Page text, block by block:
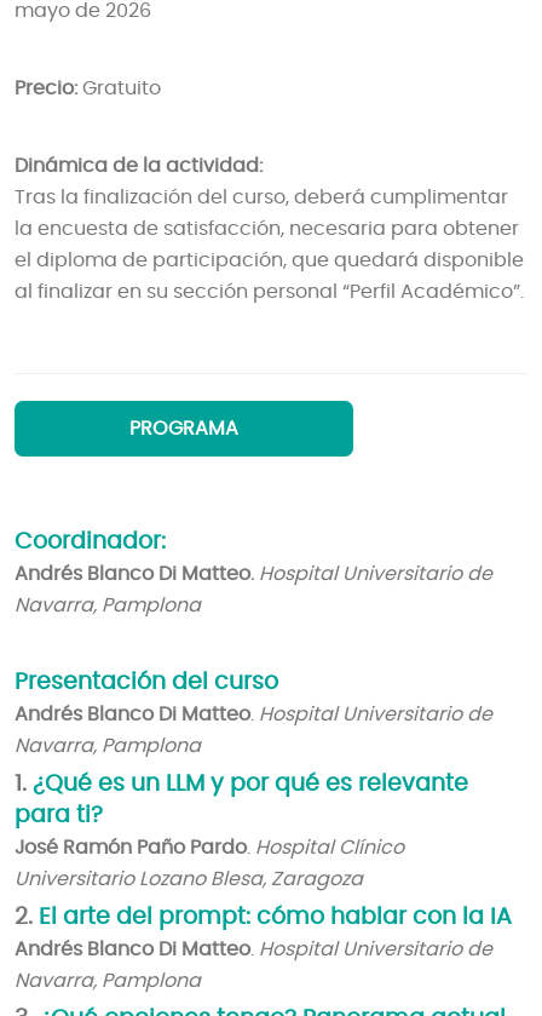
mayo de 2026
Precio: Gratuito
Dinámica de la actividad:
Tras la finalización del curso, deberá cumplimentar
la encuesta de satisfacción, necesaria para obtener
el diploma de participación, que quedará disponible
al finalizar en su sección personal “Perfil Académico”.
PROGRAMA
Coordinador:
Andrés Blanco Di Matteo. Hospital Universitario de
Navarra, Pamplona
Presentación del curso
Andrés Blanco Di Matteo. Hospital Universitario de
Navarra, Pamplona
1. ¿Qué es un LLM y por qué es relevante
para ti?
José Ramón Paño Pardo. Hospital Clínico
Universitario Lozano Blesa, Zaragoza
2. El arte del prompt: cómo hablar con la IA
Andrés Blanco Di Matteo. Hospital Universitario de
Navarra, Pamplona